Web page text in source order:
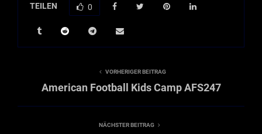
TEILEN 0
VORHERIGER BEITRAG
American Football Kids Camp AFS247
NÄCHSTER BEITRAG